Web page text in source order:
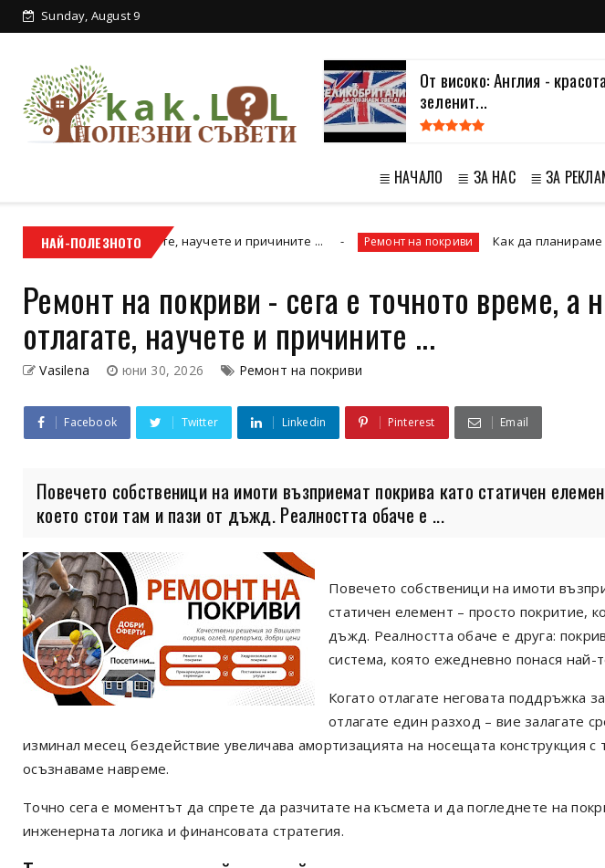
Sunday, August 9
От високо: Англия -
зеленит...
≣ НАЧАЛО ≣ ЗА НАС ≣ ЗА
НАЙ-ПОЛЕЗНОТО
да отлагате, научете и причините ... Ремонт на покриви Как да планираме ремонт на
Ремонт на покриви - сега е точното време, а
отлагате, научете и причините ...
Vasilena юни 30, 2026 Ремонт на покриви
Facebook Twitter Linkedin Pinterest Email
Повечето собственици на имоти възприемат покрива като статичен
което стои там и пази от дъжд. Реалността обаче е ...
Повечето собственици на имоти
статичен елемент – просто покритие,
дъжд. Реалността обаче е друга:
система, която ежедневно понася най-
Когато отлагате неговата поддръжка
отлагате един разход – вие залагате
изминал месец бездействие увеличава амортизацията на носещата конструкция с
осъзнаваме навреме.
Точно сега е моментът да спрете да разчитате на късмета и да погледнете на
инженерната логика и финансовата стратегия.